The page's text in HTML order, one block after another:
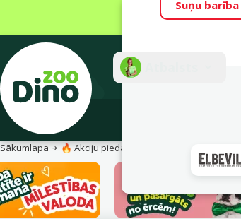
Suņu barība
Sākumlapa 🔥 Akciju piedāvājumi